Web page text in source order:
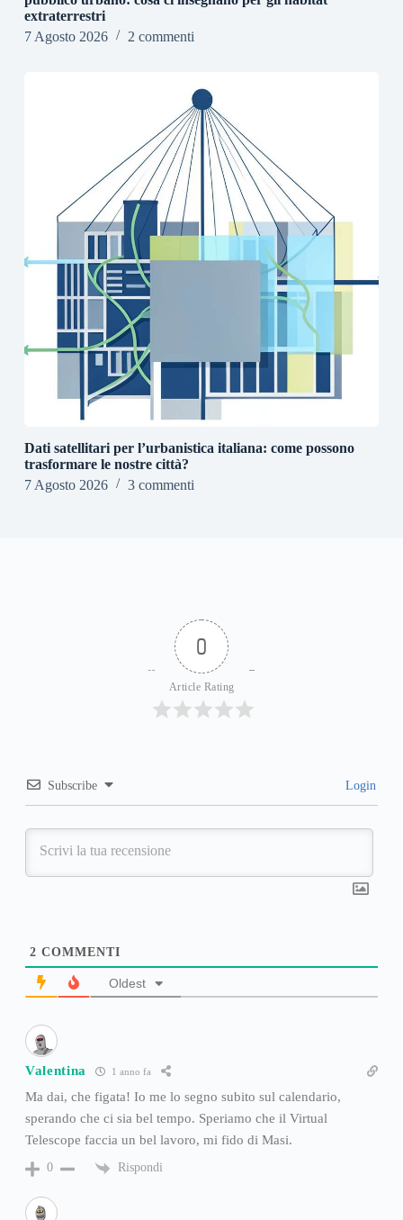
extraterrestri
7 Agosto 2026
2 commenti
Dati satellitari per l’urbanistica italiana: come possono
trasformare le nostre città?
7 Agosto 2026
3 commenti
0
Article Rating
Subscribe Login
2 COMMENTI
Oldest
Valentina 1 anno fa
Ma dai, che figata! Io me lo segno subito sul calendario,
sperando che ci sia bel tempo. Speriamo che il Virtual
Telescope faccia un bel lavoro, mi fido di Masi.
0 Rispondi